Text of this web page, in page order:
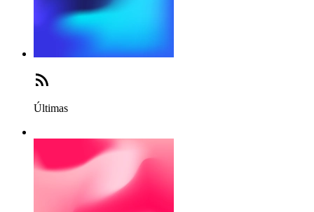
Últimas